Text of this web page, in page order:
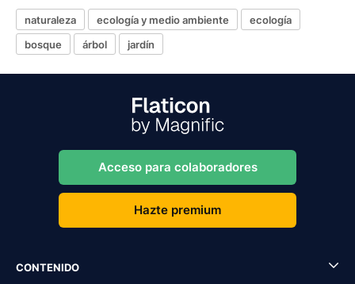
naturaleza ecología y medio ambiente
ecología
bosque
árbol jardín
Acceso para colaboradores
Hazte premium
CONTENIDO